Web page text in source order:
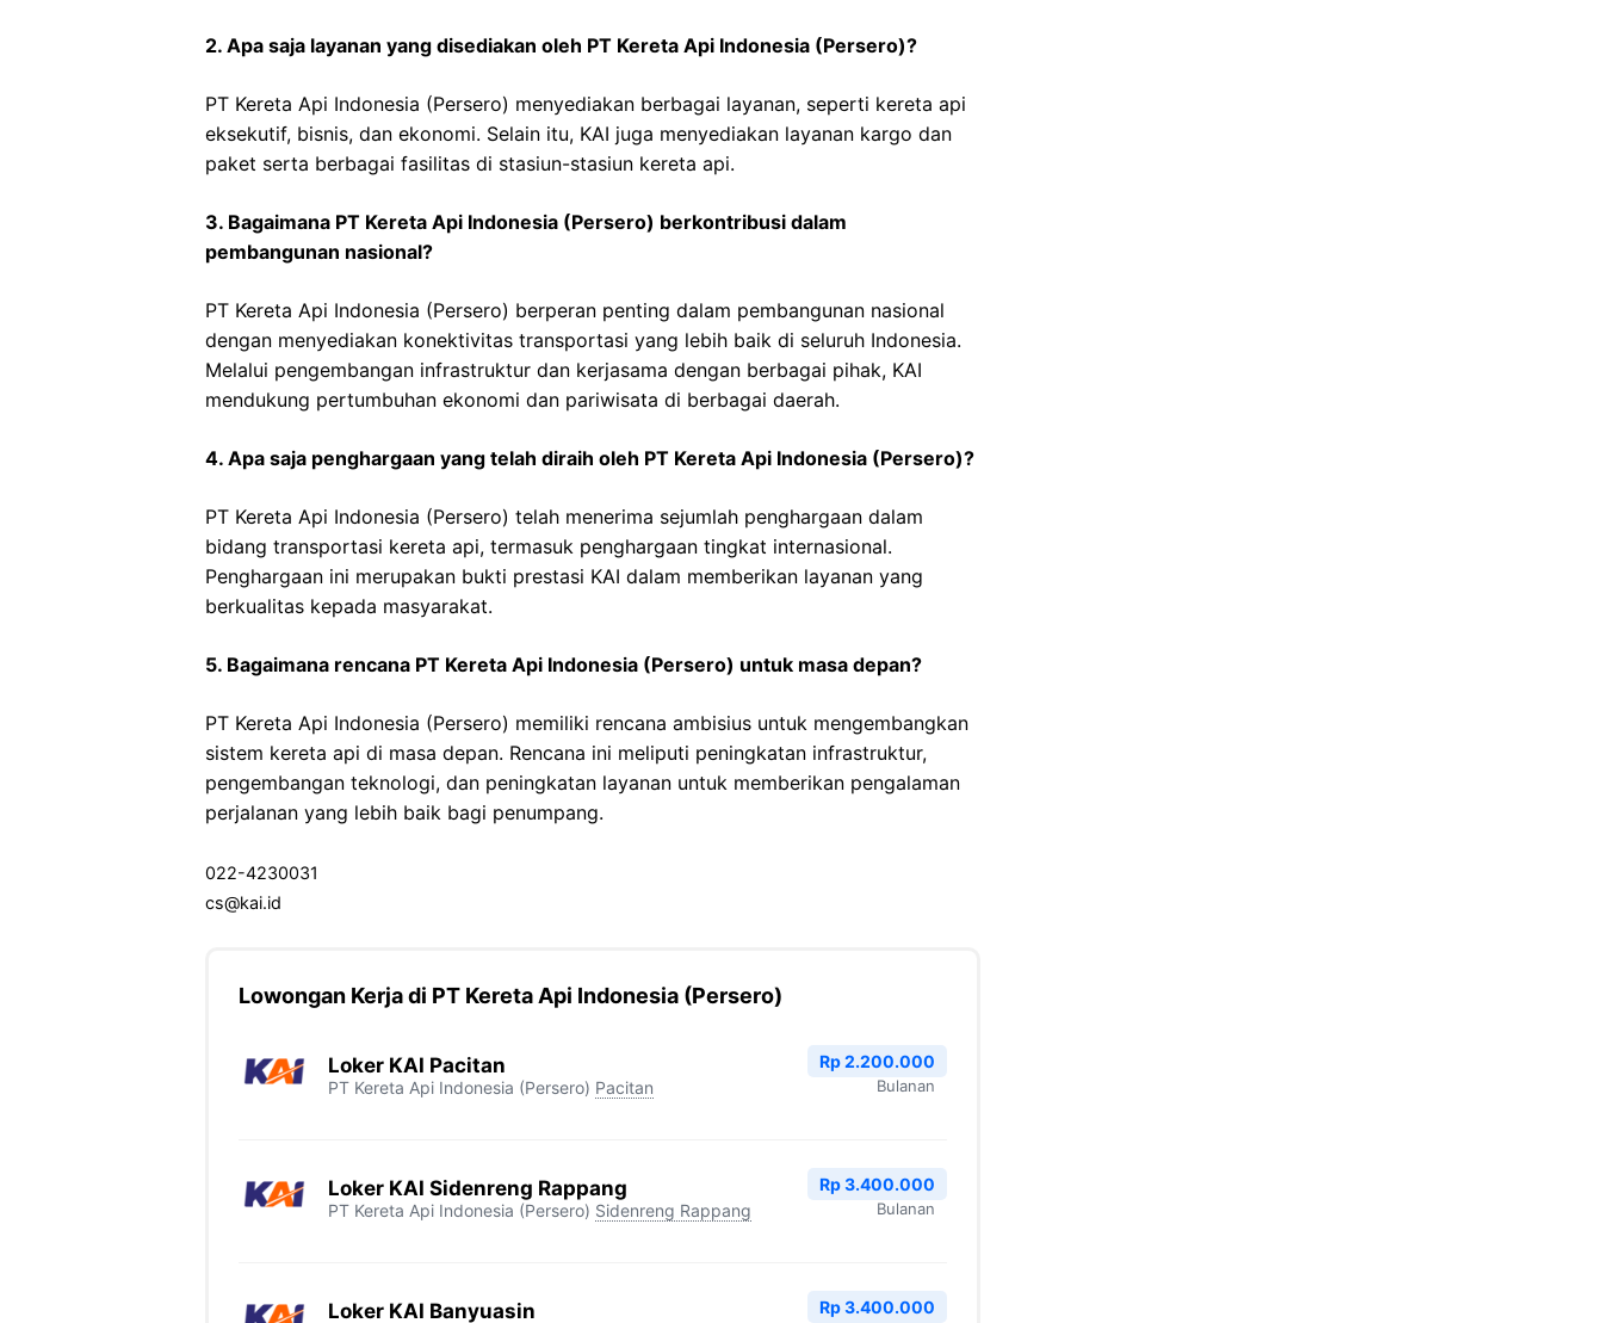
2. Apa saja layanan yang disediakan oleh PT Kereta Api Indonesia (Persero)?
PT Kereta Api Indonesia (Persero) menyediakan berbagai layanan, seperti kereta api
eksekutif, bisnis, dan ekonomi. Selain itu, KAI juga menyediakan layanan kargo dan
paket serta berbagai fasilitas di stasiun-stasiun kereta api.
3. Bagaimana PT Kereta Api Indonesia (Persero) berkontribusi dalam
pembangunan nasional?
PT Kereta Api Indonesia (Persero) berperan penting dalam pembangunan nasional
dengan menyediakan konektivitas transportasi yang lebih baik di seluruh Indonesia.
Melalui pengembangan infrastruktur dan kerjasama dengan berbagai pihak, KAI
mendukung pertumbuhan ekonomi dan pariwisata di berbagai daerah.
4. Apa saja penghargaan yang telah diraih oleh PT Kereta Api Indonesia (Persero)?
PT Kereta Api Indonesia (Persero) telah menerima sejumlah penghargaan dalam
bidang transportasi kereta api, termasuk penghargaan tingkat internasional.
Penghargaan ini merupakan bukti prestasi KAI dalam memberikan layanan yang
berkualitas kepada masyarakat.
5. Bagaimana rencana PT Kereta Api Indonesia (Persero) untuk masa depan?
PT Kereta Api Indonesia (Persero) memiliki rencana ambisius untuk mengembangkan
sistem kereta api di masa depan. Rencana ini meliputi peningkatan infrastruktur,
pengembangan teknologi, dan peningkatan layanan untuk memberikan pengalaman
perjalanan yang lebih baik bagi penumpang.
022-4230031
cs@kai.id
Lowongan Kerja di PT Kereta Api Indonesia (Persero)
Loker KAI Pacitan
PT Kereta Api Indonesia (Persero) Pacitan
Rp 2.200.000
Bulanan
Loker KAI Sidenreng Rappang
PT Kereta Api Indonesia (Persero) Sidenreng Rappang
Rp 3.400.000
Bulanan
Loker KAI Banyuasin Rp 3.400.000